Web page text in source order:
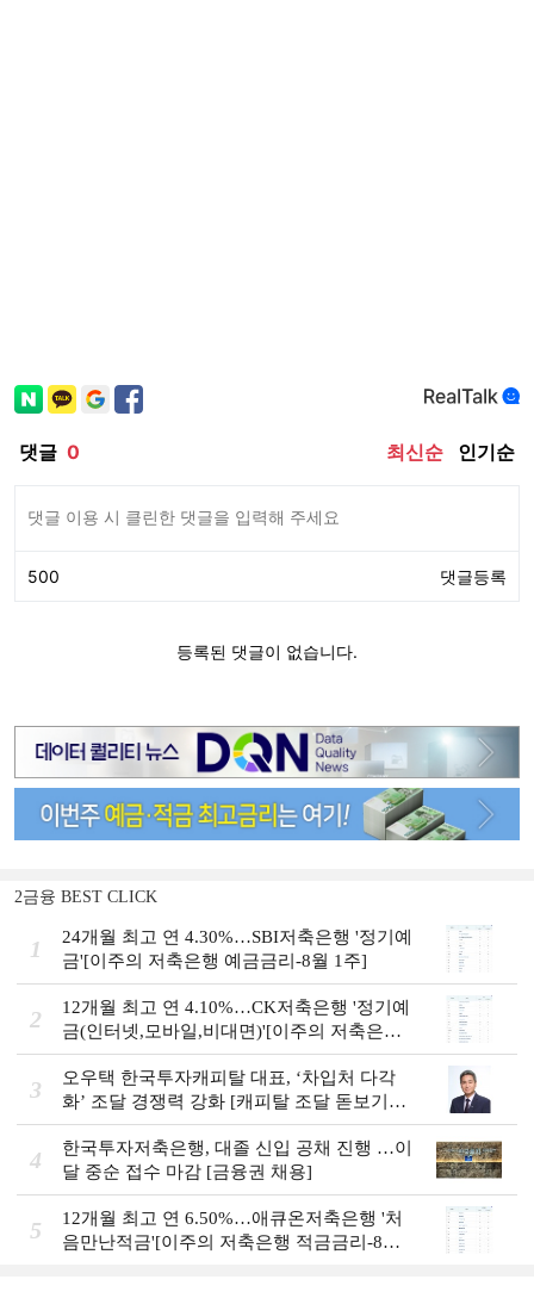
2금융 BEST CLICK
1
24개월 최고 연 4.30%…SBI저축은행 '정기예
금'[이주의 저축은행 예금금리-8월 1주]
2
12개월 최고 연 4.10%…CK저축은행 '정기예
금(인터넷,모바일,비대면)'[이주의 저축은행
예금금리-8월 1주]
3
오우택 한국투자캐피탈 대표, ‘차입처 다각
화ʼ 조달 경쟁력 강화 [캐피탈 조달 돋보기
(12)]
4
한국투자저축은행, 대졸 신입 공채 진행 …이
달 중순 접수 마감 [금융권 채용]
5
12개월 최고 연 6.50%…애큐온저축은행 '처
음만난적금'[이주의 저축은행 적금금리-8월